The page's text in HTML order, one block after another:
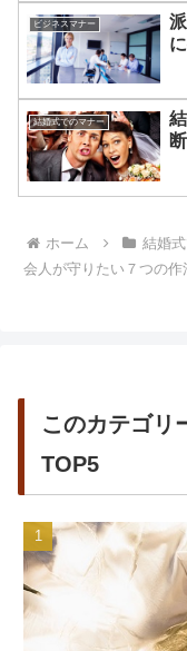
ビジネスマナー
結婚式でのマナー
ホーム 結婚
会人が守りたい７つの作
このカテゴリ
TOP5